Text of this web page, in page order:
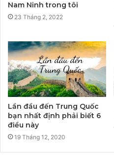
Nam Ninh trong tôi
23 Tháng 2, 2022
Lần đầu đến Trung Quốc
bạn nhất định phải biết 6
điều này
19 Tháng 12, 2020